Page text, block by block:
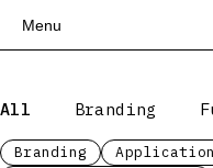
Menu
Works
Services
All Branding
Branding Application